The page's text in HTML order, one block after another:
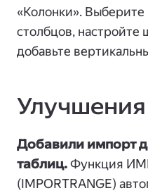
«Колонки».
столбцов, настройте
добавьте
Добавили импорт
таблиц.Функция
(IMPORTRANGE)